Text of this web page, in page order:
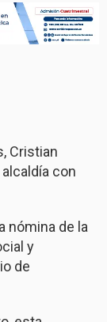
Cristian
con
nómina de la
y
de